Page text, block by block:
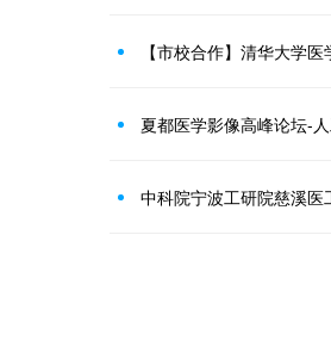
夏都医学影像高峰论坛-